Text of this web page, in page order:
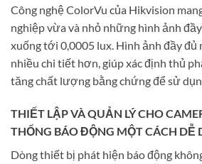
Công nghệ ColorVu của Hikvision
nghiệp vừa và nhỏ những hình ảnh
xuống tới 0,0005 lux. Hình ảnh đầy đủ
nhiều chi tiết hơn, giúp xác định thủ
tăng chất lượng bằng chứng để sử
THIẾT LẬP VÀ QUẢN LÝ CHO
THỐNG BÁO ĐỘNG MỘT CÁCH DỄ
Dòng thiết bị phát hiện báo động